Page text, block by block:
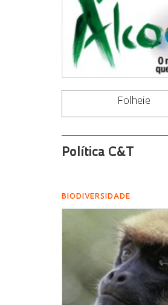
Folheie
Política C&T
BIODIVERSIDADE